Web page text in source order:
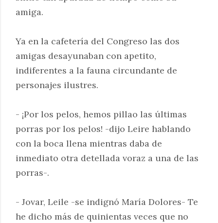
amiga.
Ya en la cafetería del Congreso las dos
amigas desayunaban con apetito,
indiferentes a la fauna circundante de
personajes ilustres.
- ¡Por los pelos, hemos pillao las últimas
porras por los pelos! -dijo Leire hablando
con la boca llena mientras daba de
inmediato otra detellada voraz a una de las
porras-.
- Jovar, Leile -se indignó María Dolores- Te
he dicho más de quinientas veces que no